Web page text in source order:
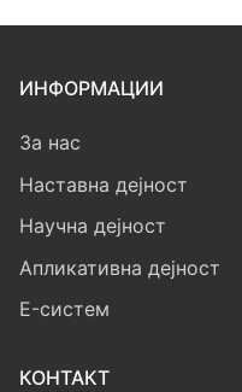
ИНФОРМАЦИИ
За нас
Наставна дејност
Научна дејност
Апликативна дејност
E-систем
КОНТАКТ